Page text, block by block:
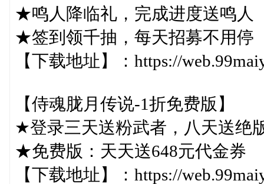
★鸣人降临礼，完成进度送鸣人
★签到领千抽，每天招募不用停
【下载地址】：https://
【侍魂胧月传说-1折免费版】
★登录三天送粉武者，八天送绝
★免费版：天天送648元代金券
【下载地址】：https://